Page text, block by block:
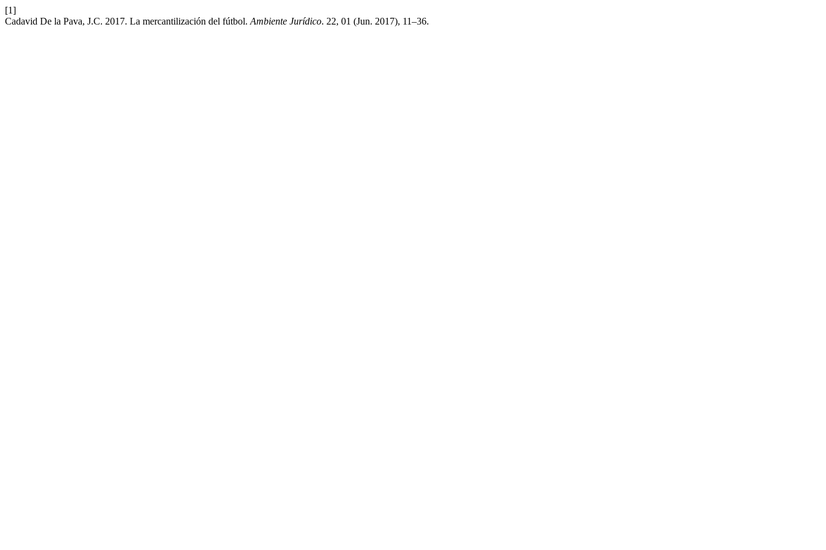
[1]
Cadavid De la Pava, J.C. 2017. La mercantilización del fútbol. Ambiente Jurídico. 22, 01 (Jun. 2017), 11–36.